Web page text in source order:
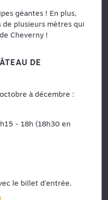
géantes ! En plus,
plusieurs mètres qui
Cheverny !
DE
à décembre :
- 18h (18h30 en
le billet d’entrée.